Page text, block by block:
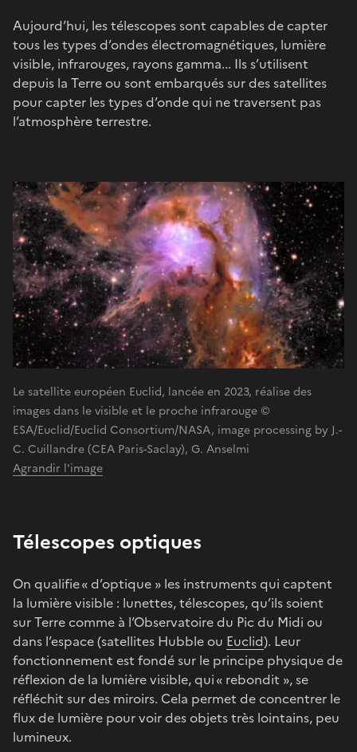
Aujourd’hui, les télescopes sont capables de capter
tous les types d’ondes électromagnétiques, lumière
visible, infrarouges, rayons gamma... Ils s’utilisent
depuis la Terre ou sont embarqués sur des satellites
pour capter les types d’onde qui ne traversent pas
l’atmosphère terrestre.
Le satellite européen Euclid, lancée en 2023, réalise des
images dans le visible et le proche infrarouge ©
ESA/Euclid/Euclid Consortium/NASA, image processing by J.-
C. Cuillandre (CEA Paris-Saclay), G. Anselmi
Agrandir l'image
Télescopes optiques
On qualifie « d’optique » les instruments qui captent
la lumière visible : lunettes, télescopes, qu’ils soient
sur Terre comme à l’Observatoire du Pic du Midi ou
dans l’espace (satellites Hubble ou Euclid). Leur
fonctionnement est fondé sur le principe physique de
réflexion de la lumière visible, qui « rebondit », se
réfléchit sur des miroirs. Cela permet de concentrer le
flux de lumière pour voir des objets très lointains, peu
lumineux.